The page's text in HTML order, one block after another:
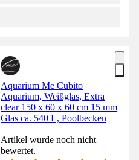
Aquarium Me Cubito
Aquarium, Weißglas, Extra
clear 150 x 60 x 60 cm 15 mm
Glas ca. 540 L, Poolbecken
Artikel wurde noch nicht
bewertet.